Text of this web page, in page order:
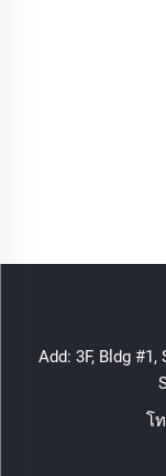
Add: 3F, Bldg #1,
โ